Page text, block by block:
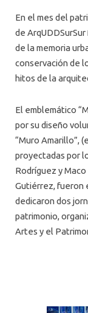
VINCULACIÓN CON
ALUMNI
PLATAFORMA VUT
En el mes del
de
de la memoria
conservación de
hitos de la
El emblemático
por su diseño
“Muro Amarillo”,
proyectadas por
Rodríguez y Maco
Gutiérrez, fueron
dedicaron dos
patrimonio,
Artes y el